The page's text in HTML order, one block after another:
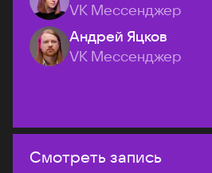
VK Мессенджер
Андрей Яцков
VK Мессенджер
Смотреть запись